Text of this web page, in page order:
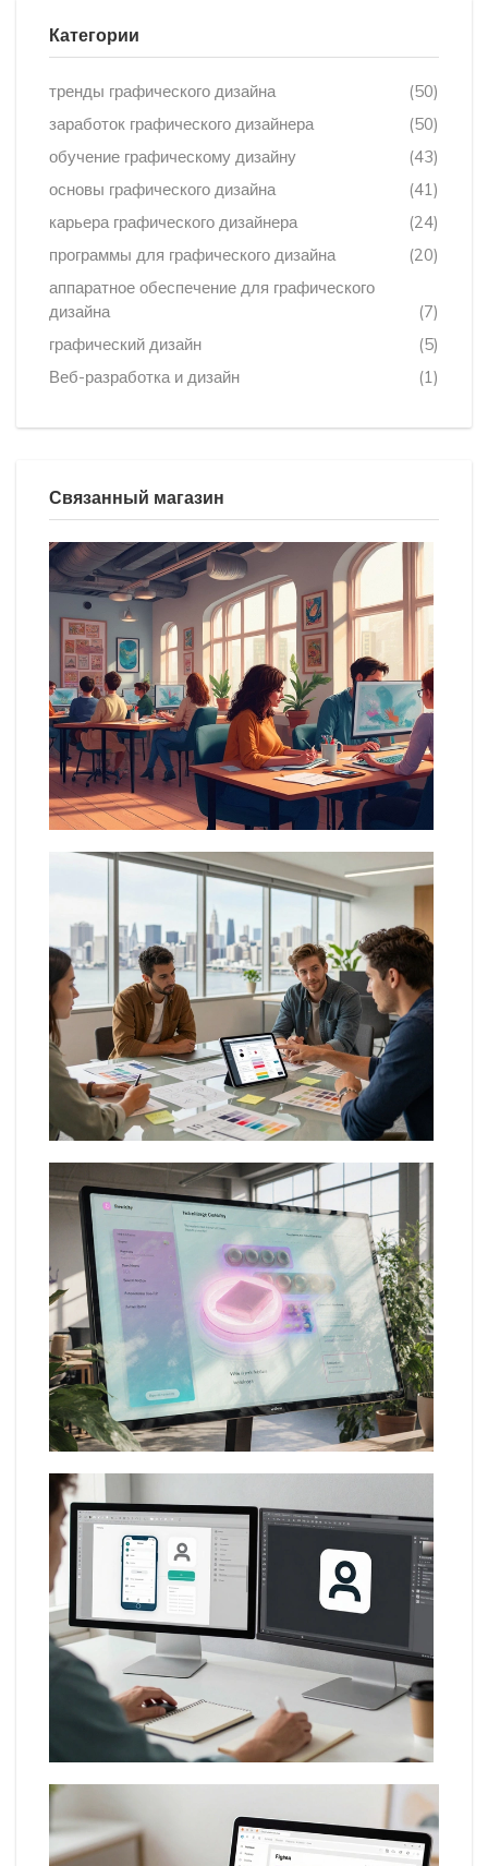
Категории
тренды графического дизайна
(50)
заработок графического дизайнера
(50)
обучение графическому дизайну
(43)
основы графического дизайна
(41)
карьера графического дизайнера
(24)
программы для графического дизайна
(20)
аппаратное обеспечение для графического
дизайна
(7)
графический дизайн
(5)
Веб-разработка и дизайн
(1)
Связанный магазин